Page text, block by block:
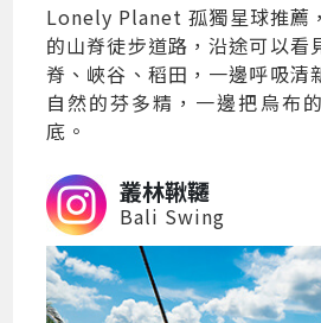
Lonely Planet 孤獨星球推薦
的山脊徒步道路，沿途可以看
脊、峽谷、稻田，一邊呼吸清
自然的芬多精，一邊把烏布
底。
叢林鞦韆
Bali Swing